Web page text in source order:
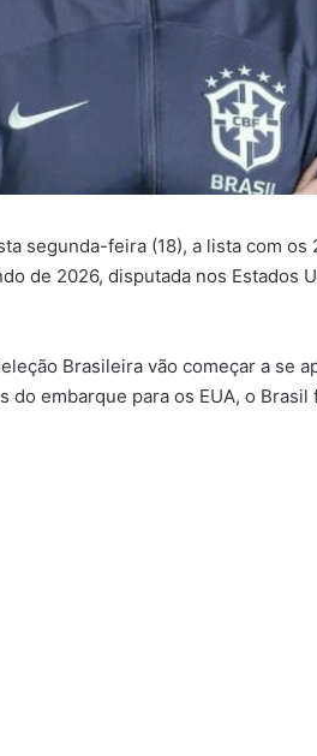
segunda-feira (18), a lista com
de 2026, disputada nos Estados
Brasileira vão começar a se
embarque para os EUA, o